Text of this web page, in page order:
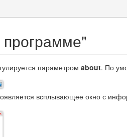
параметром about. По
всплывающее окно с